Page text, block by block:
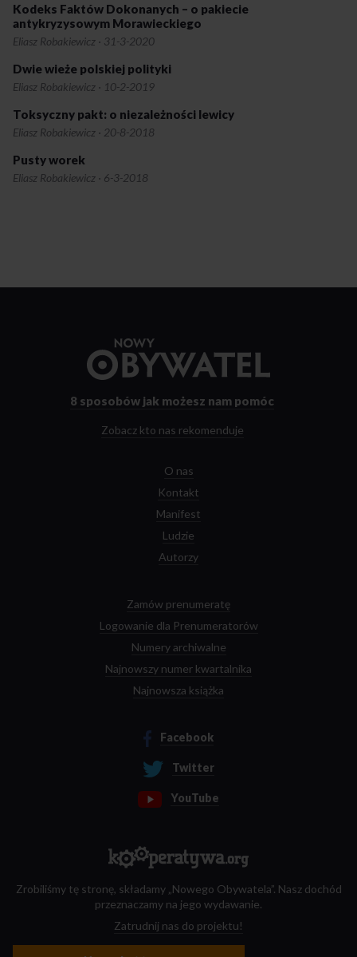
Kodeks Faktów Dokonanych – o pakiecie
antykryzysowym Morawieckiego
Eliasz Robakiewicz · 31-3-2020
Dwie wieże polskiej polityki
Eliasz Robakiewicz · 10-2-2019
Toksyczny pakt: o niezależności lewicy
Eliasz Robakiewicz · 20-8-2018
Pusty worek
Eliasz Robakiewicz · 6-3-2018
strony
8 sposobów jak możesz nam pomóc
Zobacz kto nas rekomenduje
O nas
Kontakt
Manifest
Ludzie
Autorzy
Zamów prenumeratę
Logowanie dla Prenumeratorów
Numery archiwalne
Najnowszy numer kwartalnika
Najnowsza książka
Facebook
Twitter
YouTube
Zrobiliśmy tę stronę, składamy „Nowego Obywatela”. Nasz dochód
przeznaczamy na jego wydawanie.
Zatrudnij nas do projektu!